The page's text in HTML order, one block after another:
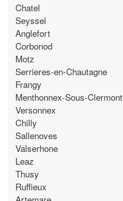
Chatel
Seyssel
Anglefort
Corbonod
Motz
Serrieres-en-Chautagne
Frangy
Menthonnex-Sous-Clermont
Versonnex
Chilly
Sallenoves
Valserhone
Leaz
Thusy
Ruffieux